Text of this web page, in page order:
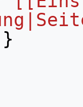
}